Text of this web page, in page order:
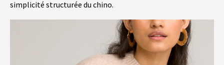
simplicité structurée du chino.